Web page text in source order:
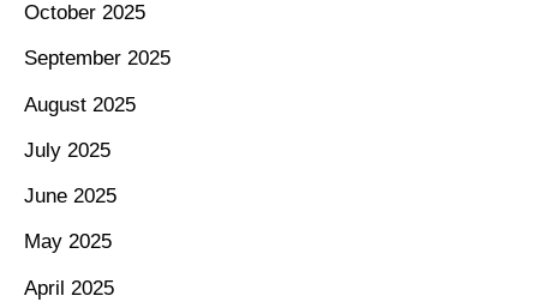
October 2025
September 2025
August 2025
July 2025
June 2025
May 2025
April 2025